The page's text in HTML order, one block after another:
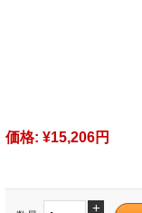
価格: ¥15,206円
+